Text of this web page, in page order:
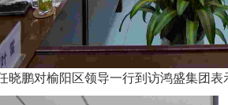
鹏对榆阳区领导一行到访鸿盛集团表